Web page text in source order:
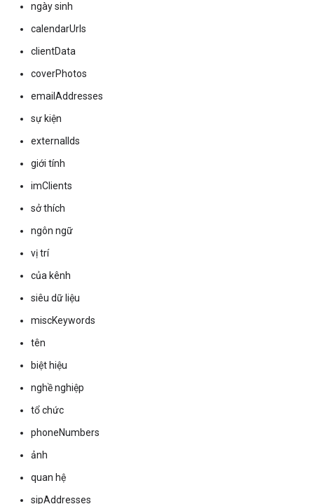
ngày sinh
calendarUrls
clientData
coverPhotos
emailAddresses
sự kiện
externalIds
giới tính
imClients
sở thích
ngôn ngữ
vị trí
của kênh
siêu dữ liệu
miscKeywords
tên
biệt hiệu
nghề nghiệp
tổ chức
phoneNumbers
ảnh
quan hệ
sipAddresses